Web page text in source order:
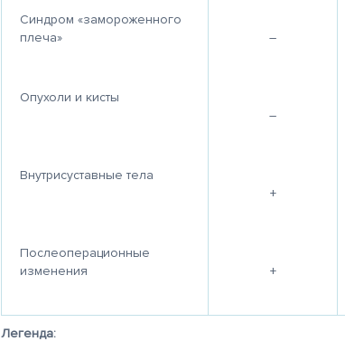
Синдром «замороженного
плеча»
–
Опухоли и кисты
–
Внутрисуставные тела
+
Послеоперационные
изменения
+
Легенда: